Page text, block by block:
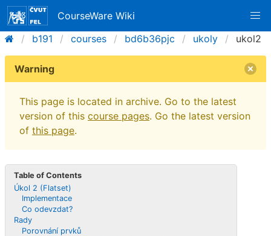
CourseWare Wiki
b191
courses bd6b36pjc ukoly ukol2
Warning
This page is located in archive. Go to the latest
version of this course pages. Go the latest version
of this page.
Table of Contents
Úkol 2 (Flatset)
Implementace
Co odevzdat?
Rady
Porovnání prvků